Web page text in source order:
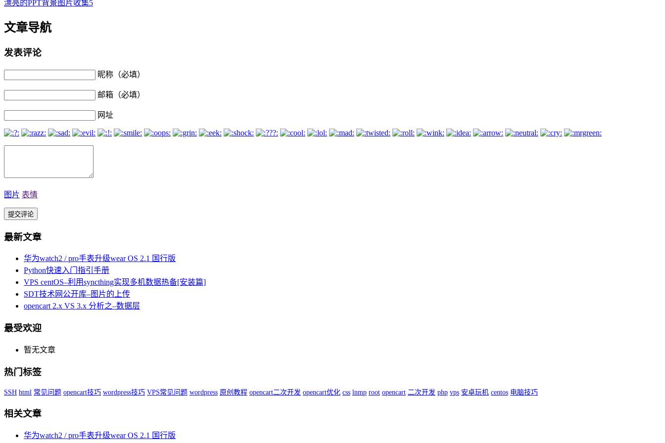
漂亮的PPT背景图片收集5
文章导航
发表评论
昵称（必填）
邮箱（必填）
网址
图片 表情
最新文章
华为watch2 / pro手表升级wear OS 2.1 国行版
Python快速入门指引手册
VPS centOS–利用syncthing实现多机数据热备[安装篇]
SDT技术网公开库–图片的上传
opencart 2.x VS 3.x 分析之–数据层
最受欢迎
暂无文章
热门标签
SSH html 常见问题 opencart技巧 wordpress技巧 VPS常见问题 wordpress 原创教程 opencart二次开发 opencart优化 css lnmp root opencart 二次开发 php vps 安卓玩机 centos 电脑技巧
相关文章
华为watch2 / pro手表升级wear OS 2.1 国行版